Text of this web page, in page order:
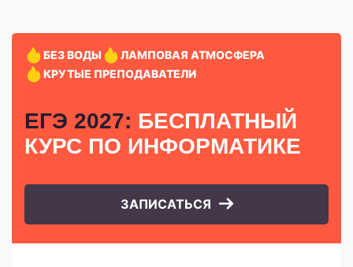
БЕЗ ВОДЫ
ЛАМПОВАЯ АТМОСФЕРА
КРУТЫЕ ПРЕПОДАВАТЕЛИ
ЕГЭ 2027: БЕСПЛАТНЫЙ
КУРС ПО ИНФОРМАТИКЕ
ЗАПИСАТЬСЯ